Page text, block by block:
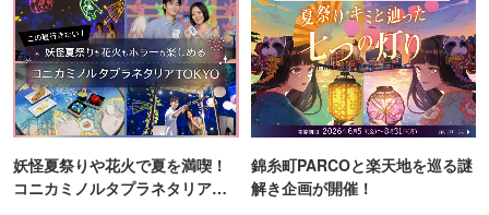
妖怪夏祭りや花火で夏を満喫！
コニカミノルタプラネタリア
錦糸町PARCOと楽天地を巡る謎
解き企画が開催！